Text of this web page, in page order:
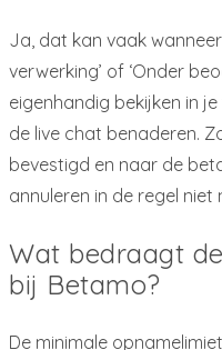
Ja, dat kan vaak
verwerking’ of ‘Onder
eigenhandig bekijken in
de live chat benaderen.
bevestigd en naar de
annuleren in de regel niet
Wat bedraagt
bij Betamo?
De minimale